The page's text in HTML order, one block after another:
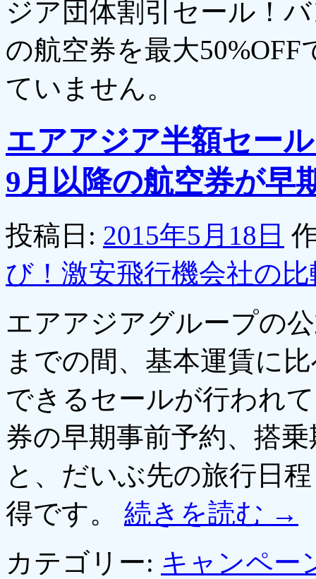
ジア団体割引セール！
の航空券を最大50%OFF
ていません。
エアアジア半額セー
9月以降の航空券が早
投稿日: 2015年5月18日
び！激安飛行機会社の
エアアジアグループの
までの間、基本運賃に
できるセールが行われ
券の早期事前予約、搭
と、だいぶ先の旅行日
得です。 続きを読む →
カテゴリー: キャンペー